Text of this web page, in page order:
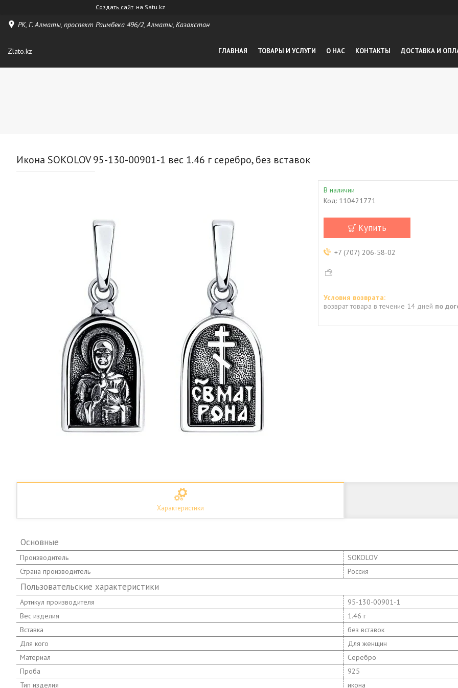
Создать сайт на Satu.kz
РК, Г. Алматы, проспект Раимбека 496/2, Алматы, Казахстан
Zlato.kz ГЛАВНАЯ ТОВАРЫ И УСЛУГИ О НАС КОНТАКТЫ ДОСТАВКА И
Икона SOKOLOV 95-130-00901-1 вес 1.46 г серебро, без вставок
В наличии
Код: 110421771
Купить
+7 (707) 206-58-02
возврат товара в течение 14 дней по
Характеристики
Основные
Производитель
SOKOLOV
Страна производитель
Россия
Пользовательские характеристики
Артикул производителя
95-130-00901-1
Вес изделия
1.46 г
Вставка
без вставок
Для кого
Для женщин
Материал
Серебро
Проба
925
Тип изделия
икона